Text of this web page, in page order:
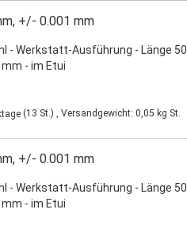
+/- 0.001 mm
- Werkstatt-Ausführung - Länge 50
- im Etui
(13 St.) , Versandgewicht: 0,05 kg St.
+/- 0.001 mm
- Werkstatt-Ausführung - Länge 50
- im Etui